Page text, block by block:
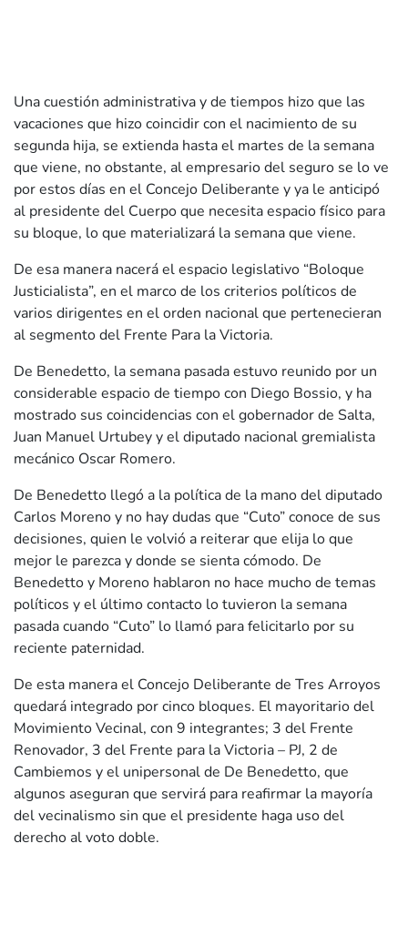
Una cuestión administrativa y de tiempos hizo que las
vacaciones que hizo coincidir con el nacimiento de su
segunda hija, se extienda hasta el martes de la semana
que viene, no obstante, al empresario del seguro se lo ve
por estos días en el Concejo Deliberante y ya le anticipó
al presidente del Cuerpo que necesita espacio físico para
su bloque, lo que materializará la semana que viene.
De esa manera nacerá el espacio legislativo “Boloque
Justicialista”, en el marco de los criterios políticos de
varios dirigentes en el orden nacional que pertenecieran
al segmento del Frente Para la Victoria.
De Benedetto, la semana pasada estuvo reunido por un
considerable espacio de tiempo con Diego Bossio, y ha
mostrado sus coincidencias con el gobernador de Salta,
Juan Manuel Urtubey y el diputado nacional gremialista
mecánico Oscar Romero.
De Benedetto llegó a la política de la mano del diputado
Carlos Moreno y no hay dudas que “Cuto” conoce de sus
decisiones, quien le volvió a reiterar que elija lo que
mejor le parezca y donde se sienta cómodo. De
Benedetto y Moreno hablaron no hace mucho de temas
políticos y el último contacto lo tuvieron la semana
pasada cuando “Cuto” lo llamó para felicitarlo por su
reciente paternidad.
De esta manera el Concejo Deliberante de Tres Arroyos
quedará integrado por cinco bloques. El mayoritario del
Movimiento Vecinal, con 9 integrantes; 3 del Frente
Renovador, 3 del Frente para la Victoria – PJ, 2 de
Cambiemos y el unipersonal de De Benedetto, que
algunos aseguran que servirá para reafirmar la mayoría
del vecinalismo sin que el presidente haga uso del
derecho al voto doble.